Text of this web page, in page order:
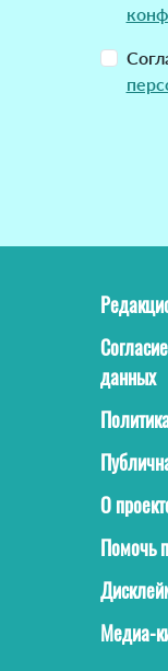
данных
О
Помочь
Медиа-